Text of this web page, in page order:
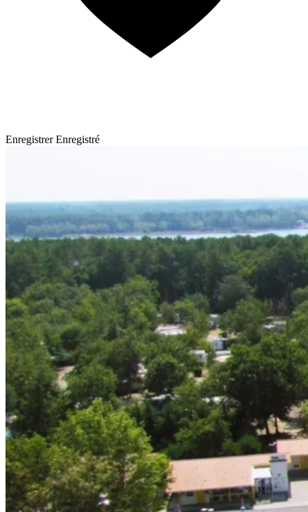
EnregistrerEnregistré